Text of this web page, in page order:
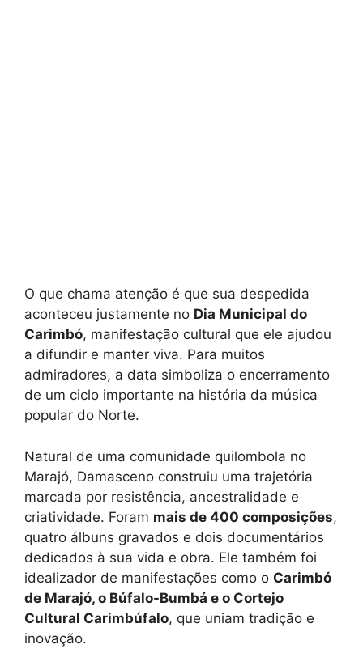
O que chama atenção é que sua despedida
aconteceu justamente no Dia Municipal do
Carimbó, manifestação cultural que ele ajudou
a difundir e manter viva. Para muitos
admiradores, a data simboliza o encerramento
de um ciclo importante na história da música
popular do Norte.
Natural de uma comunidade quilombola no
Marajó, Damasceno construiu uma trajetória
marcada por resistência, ancestralidade e
criatividade. Foram mais de 400 composições,
quatro álbuns gravados e dois documentários
dedicados à sua vida e obra. Ele também foi
idealizador de manifestações como o Carimbó
de Marajó, o Búfalo-Bumbá e o Cortejo
Cultural Carimbúfalo, que uniam tradição e
inovação.